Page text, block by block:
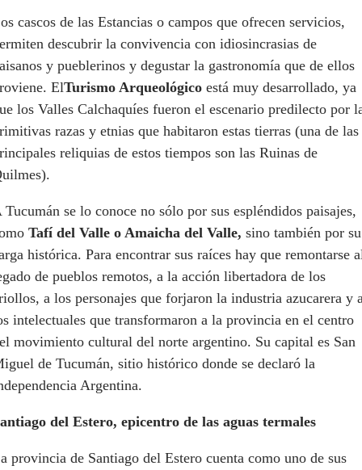
cascos de las Estancias o campos que ofrecen servicios,
descubrir la convivencia con idiosincrasias de
y pueblerinos y degustar la gastronomía que de ellos
ElTurismo Arqueológico está muy desarrollado, ya
los Valles Calchaquíes fueron el escenario predilecto por
razas y etnias que habitaron estas tierras (una de las
reliquias de estos tiempos son las Ruinas de
Tucumán se lo conoce no sólo por sus espléndidos paisajes,
Tafí del Valle o Amaicha del Valle, sino también por su
histórica. Para encontrar sus raíces hay que remontarse
de pueblos remotos, a la acción libertadora de los
a los personajes que forjaron la industria azucarera y
intelectuales que transformaron a la provincia en el centro
movimiento cultural del norte argentino. Su capital es San
de Tucumán, sitio histórico donde se declaró la
Argentina.
del Estero, epicentro de las aguas termales
provincia de Santiago del Estero cuenta como uno de sus